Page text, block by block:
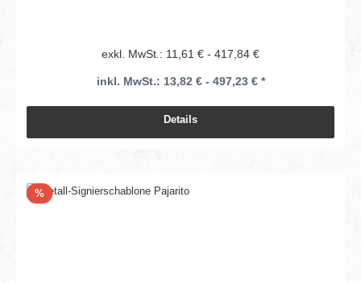
exkl. MwSt.: 11,61 € - 417,84 €
inkl. MwSt.: 13,82 € - 497,23 € *
Details
%Rabatt